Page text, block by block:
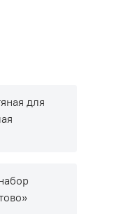
для